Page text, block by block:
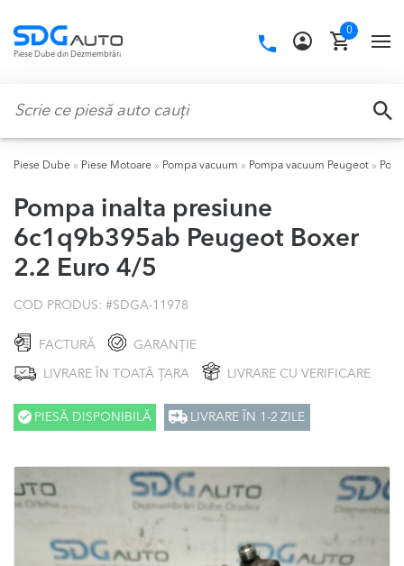
navigation
content
Piese Dube din Dezmembrări
Call
0
Piese Dube » Piese Motoare » Pompa vacuum » Pompa vacuum Peugeot »
Pompa inalta presiune
6c1q9b395ab Peugeot Boxer
2.2 Euro 4/5
COD PRODUS: #SDGA-11978
FACTURĂ GARANȚIE
LIVRARE ÎN TOATĂ ȚARA LIVRARE CU VERIFICARE
PIESĂ DISPONIBILĂ LIVRARE ÎN 1-2 ZILE